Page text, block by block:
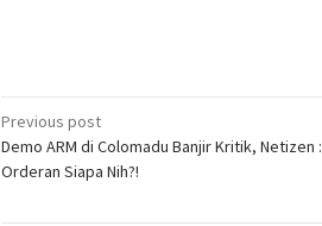
Post
navigation
Previous post
Demo ARM di Colomadu Banjir Kritik, Netizen :
Orderan Siapa Nih?!